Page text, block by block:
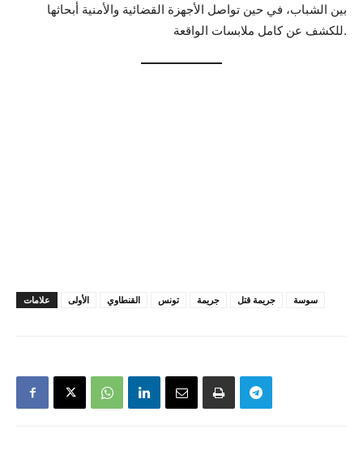
بين الشباب، في حين تواصل الأجهزة القضائية والأمنية أبحاثها
للكشف عن كامل ملابسات الواقعة.
علامات الأولى القنطاوي تونس جريمة جريمة قتل سوسة